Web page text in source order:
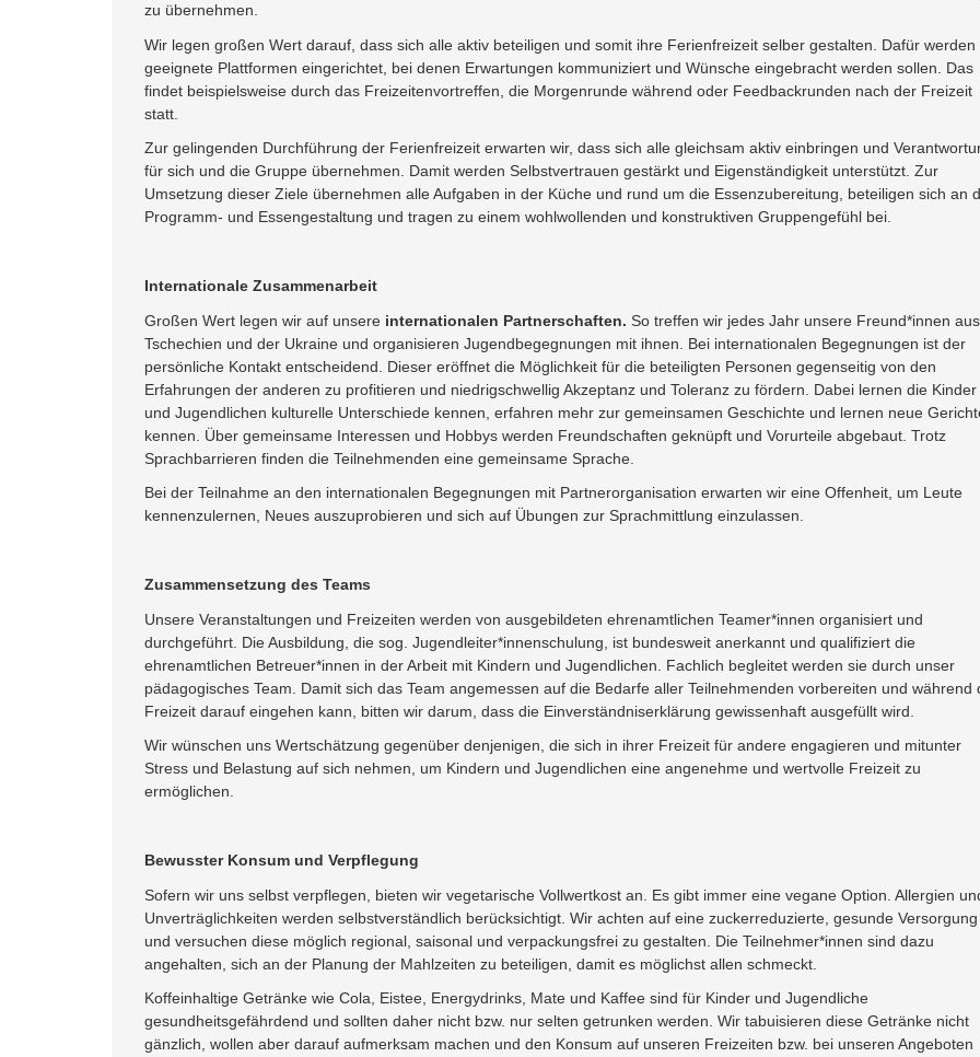
zu übernehmen.
Wir legen großen Wert darauf, dass sich alle aktiv beteiligen und somit ihre Ferienfreizeit selber gestalten. Dafür werden
geeignete Plattformen eingerichtet, bei denen Erwartungen kommuniziert und Wünsche eingebracht werden sollen. Das
findet beispielsweise durch das Freizeitenvortreffen, die Morgenrunde während oder Feedbackrunden nach der Freizeit
statt.
Zur gelingenden Durchführung der Ferienfreizeit erwarten wir, dass sich alle gleichsam aktiv einbringen und
für sich und die Gruppe übernehmen. Damit werden Selbstvertrauen gestärkt und Eigenständigkeit unterstützt. Zur
Umsetzung dieser Ziele übernehmen alle Aufgaben in der Küche und rund um die Essenzubereitung, beteiligen sich an
Programm- und Essengestaltung und tragen zu einem wohlwollenden und konstruktiven Gruppengefühl bei.
Internationale Zusammenarbeit
Großen Wert legen wir auf unsere internationalen Partnerschaften. So treffen wir jedes Jahr unsere Freund*innen aus
Tschechien und der Ukraine und organisieren Jugendbegegnungen mit ihnen. Bei internationalen Begegnungen ist der
persönliche Kontakt entscheidend. Dieser eröffnet die Möglichkeit für die beteiligten Personen gegenseitig von den
Erfahrungen der anderen zu profitieren und niedrigschwellig Akzeptanz und Toleranz zu fördern. Dabei lernen die Kinder
und Jugendlichen kulturelle Unterschiede kennen, erfahren mehr zur gemeinsamen Geschichte und lernen neue
kennen. Über gemeinsame Interessen und Hobbys werden Freundschaften geknüpft und Vorurteile abgebaut. Trotz
Sprachbarrieren finden die Teilnehmenden eine gemeinsame Sprache.
Bei der Teilnahme an den internationalen Begegnungen mit Partnerorganisation erwarten wir eine Offenheit, um Leute
kennenzulernen, Neues auszuprobieren und sich auf Übungen zur Sprachmittlung einzulassen.
Zusammensetzung des Teams
Unsere Veranstaltungen und Freizeiten werden von ausgebildeten ehrenamtlichen Teamer*innen organisiert und
durchgeführt. Die Ausbildung, die sog. Jugendleiter*innenschulung, ist bundesweit anerkannt und qualifiziert die
ehrenamtlichen Betreuer*innen in der Arbeit mit Kindern und Jugendlichen. Fachlich begleitet werden sie durch unser
pädagogisches Team. Damit sich das Team angemessen auf die Bedarfe aller Teilnehmenden vorbereiten und während
Freizeit darauf eingehen kann, bitten wir darum, dass die Einverständniserklärung gewissenhaft ausgefüllt wird.
Wir wünschen uns Wertschätzung gegenüber denjenigen, die sich in ihrer Freizeit für andere engagieren und mitunter
Stress und Belastung auf sich nehmen, um Kindern und Jugendlichen eine angenehme und wertvolle Freizeit zu
ermöglichen.
Bewusster Konsum und Verpflegung
Sofern wir uns selbst verpflegen, bieten wir vegetarische Vollwertkost an. Es gibt immer eine vegane Option. Allergien
Unverträglichkeiten werden selbstverständlich berücksichtigt. Wir achten auf eine zuckerreduzierte, gesunde Versorgung
und versuchen diese möglich regional, saisonal und verpackungsfrei zu gestalten. Die Teilnehmer*innen sind dazu
angehalten, sich an der Planung der Mahlzeiten zu beteiligen, damit es möglichst allen schmeckt.
Koffeinhaltige Getränke wie Cola, Eistee, Energydrinks, Mate und Kaffee sind für Kinder und Jugendliche
gesundheitsgefährdend und sollten daher nicht bzw. nur selten getrunken werden. Wir tabuisieren diese Getränke nicht
gänzlich, wollen aber darauf aufmerksam machen und den Konsum auf unseren Freizeiten bzw. bei unseren Angeboten